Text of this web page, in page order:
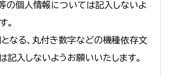
の個人情報については記入しないよ
。
なる、丸付き数字などの機種依存文
記入しないようお願いいたします。